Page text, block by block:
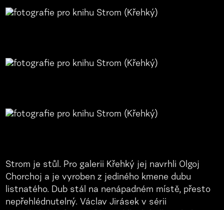
Strom je stůl. Pro galerii Křehký jej navrhli Olgoj
Chorchoj a je vyroben z jediného kmene dubu
listnatého. Dub stál na nenápadném místě, přesto
nepřehlédnutelný. Václav Jirásek v sérii